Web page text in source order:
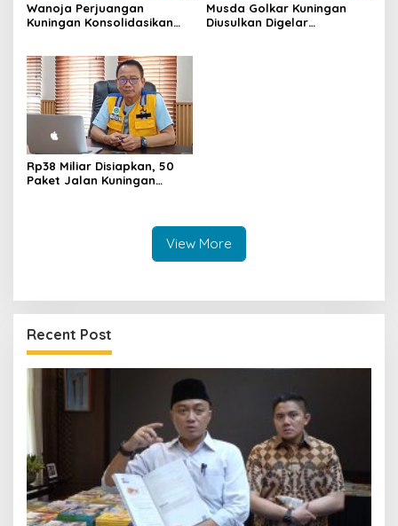
Wanoja Perjuangan
Kuningan Konsolidasikan
Muda
Musda Golkar Kuningan
Diusulkan Digelar
Rp38 Miliar Disiapkan, 50
Paket Jalan Kuningan
View More
Recent Post